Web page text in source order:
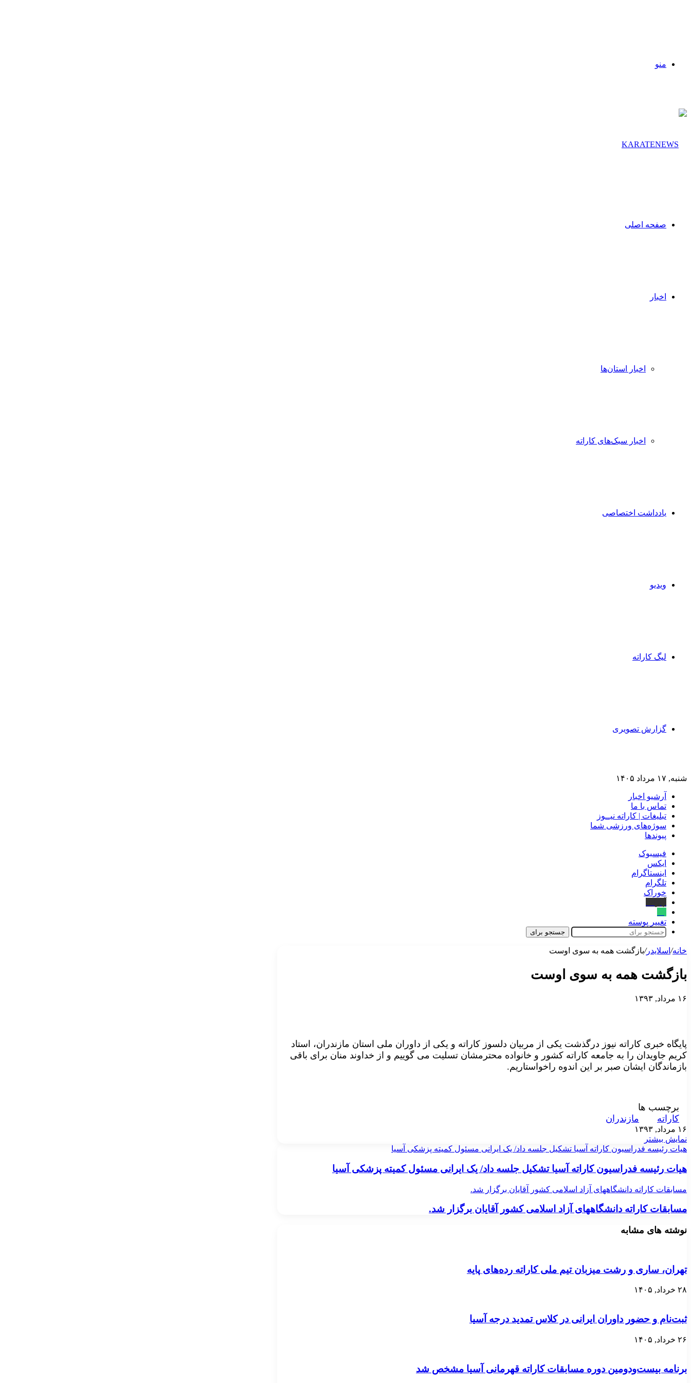
منو
صفحه اصلی
اخبار
اخبار استان‌ها
اخبار سبک‌های کاراته
یادداشت اختصاصی
ویدیو
لیگ کاراته
گزارش تصویری
شنبه, ۱۷ مرداد ۱۴۰۵
آرشیو اخبار
تماس‌ با‌ ما
تبلیغات | کاراته نیــوز
سوژه‌های ورزشی شما
پیوندها
فیسبوک
ایکس
اینستاگرام
تلگرام
خوراک
تغییر پوسته
جستجو برای
خانه/ اسلایدر/بازگشت همه به سوی اوست
بازگشت همه به سوی اوست
۱۶ مرداد, ۱۳۹۳
پایگاه خبری کاراته نیوز درگذشت یکی از مربیان دلسوز کاراته و یکی از داوران ملی استان مازندران، استاد
کریم جاویدان را به جامعه کاراته کشور و خانواده محترمشان تسلیت می گوییم و از خداوند منان برای باقی
بازماندگان ایشان صبر بر این اندوه راخواستاریم.
برچسب ها
کاراته
مازندران
۱۶ مرداد, ۱۳۹۳
نمایش بیشتر
هیات رئیسه فدراسیون کاراته آسیا تشکیل جلسه داد/ یک ایرانی مسئول کمیته پزشکی آسیا
هیات رئیسه فدراسیون کاراته آسیا تشکیل جلسه داد/ یک ایرانی مسئول کمیته پزشکی آسیا
مسابقات کاراته دانشگاههای آزاد اسلامی کشور آقایان برگزار شد.
مسابقات کاراته دانشگاههای آزاد اسلامی کشور آقایان برگزار شد.
نوشته های مشابه
تهران، ساری و رشت میزبان تیم ملی کاراته رده‌های پایه
۲۸ خرداد, ۱۴۰۵
ثبت‌نام و حضور داوران ایرانی در کلاس تمدید درجه آسیا
۲۶ خرداد, ۱۴۰۵
برنامه بیست‌ودومین دوره مسابقات کاراته قهرمانی آسیا مشخص شد